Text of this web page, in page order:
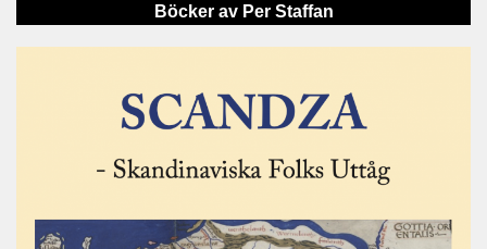
Böcker av Per Staffan